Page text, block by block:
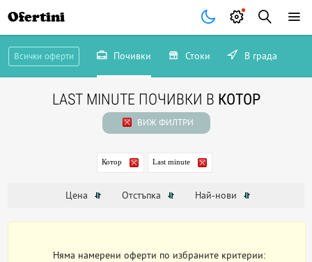
Ofertini
Всички оферти Почивки Стоки В града
LAST MINUTE ПОЧИВКИ В КОТОР
ВИЖ ФИЛТРИ
Котор Last minute
Цена Отстъпка Най-нови
Няма намерени оферти по избраните критерии: